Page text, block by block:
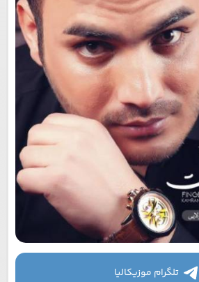
تلگرام موزیکالیا